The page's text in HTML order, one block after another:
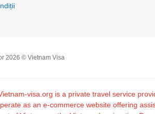
2026 © Vietnam Visa
visa.org is a private travel service
as an e-commerce website offering